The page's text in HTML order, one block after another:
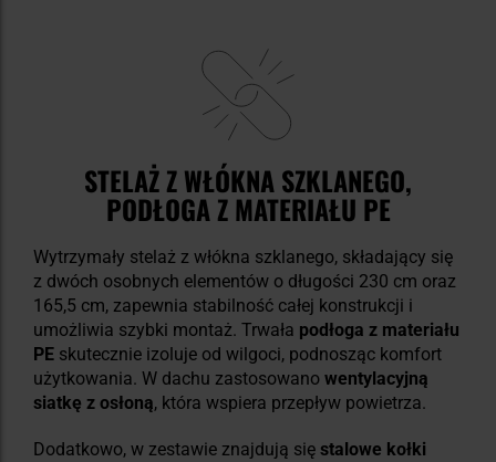
STELAŻ Z WŁÓKNA SZKLANEGO,
PODŁOGA Z MATERIAŁU PE
Wytrzymały stelaż z włókna szklanego, składający się
z dwóch osobnych elementów o długości 230 cm oraz
165,5 cm, zapewnia stabilność całej konstrukcji i
umożliwia szybki montaż. Trwała podłoga z materiału
PE skutecznie izoluje od wilgoci, podnosząc komfort
użytkowania. W dachu zastosowano wentylacyjną
siatkę z osłoną, która wspiera przepływ powietrza.
Dodatkowo, w zestawie znajdują się stalowe kołki